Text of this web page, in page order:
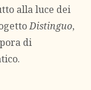
alla luce dei
Distinguo,
di